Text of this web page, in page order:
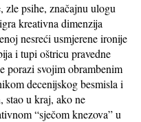
zle psihe, značajnu ulogu
kreativna dimenzija
nesreći usmjerene ironije
i tupi oštricu pravedne
porazi svojim obrambenim
decenijskog besmisla i
stao u kraj, ako ne
“sječom knezova” u